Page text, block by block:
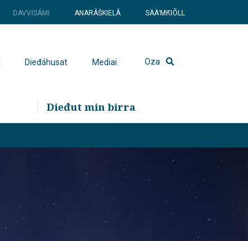
DAVVISÁMI ANARÂŠKIELÂ SÄÄʹMǨIÕLL
Dieđáhusat Mediai Oza
Dieđut min birra